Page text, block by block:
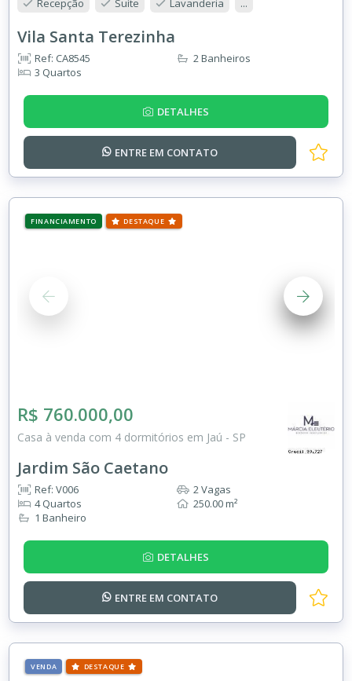
Recepção Suíte Lavanderia ...
Vila Santa Terezinha
Ref: CA8545
3 Quartos
2 Banheiros
DETALHES
ENTRE EM CONTATO
FINANCIAMENTO DESTAQUE
R$ 760.000,00
Casa à venda com 4 dormitórios em Jaú - SP
Jardim São Caetano
Ref: V006
4 Quartos
1 Banheiro
2 Vagas
250.00 m²
DETALHES
ENTRE EM CONTATO
VENDA DESTAQUE